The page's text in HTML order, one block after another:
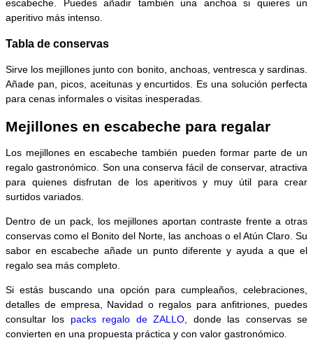
escabeche. Puedes añadir también una anchoa si quieres un
aperitivo más intenso.
Tabla de conservas
Sirve los mejillones junto con bonito, anchoas, ventresca y sardinas.
Añade pan, picos, aceitunas y encurtidos. Es una solución perfecta
para cenas informales o visitas inesperadas.
Mejillones en escabeche para regalar
Los mejillones en escabeche también pueden formar parte de un
regalo gastronómico. Son una conserva fácil de conservar, atractiva
para quienes disfrutan de los aperitivos y muy útil para crear
surtidos variados.
Dentro de un pack, los mejillones aportan contraste frente a otras
conservas como el Bonito del Norte, las anchoas o el Atún Claro. Su
sabor en escabeche añade un punto diferente y ayuda a que el
regalo sea más completo.
Si estás buscando una opción para cumpleaños, celebraciones,
detalles de empresa, Navidad o regalos para anfitriones, puedes
consultar los packs regalo de ZALLO, donde las conservas se
convierten en una propuesta práctica y con valor gastronómico.